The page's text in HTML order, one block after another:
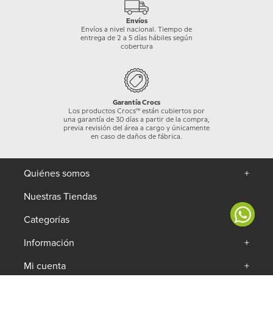
Envíos
Envíos a nivel nacional. Tiempo de
entrega de 2 a 5 días hábiles según
cobertura
Garantía Crocs
Los productos Crocs™ están cubiertos por
una garantía de 30 días a partir de la compra,
previa revisión del área a cargo y únicamente
en caso de daños de fábrica.
Quiénes somos
+
Nuestras Tiendas
Categorías
+
Información
+
Mi cuenta
+